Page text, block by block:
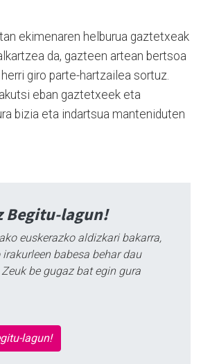
ekimenaren helburua gaztetxeak
da, gazteen artean bertsoa
giro parte-hartzailea sortuz.
eban gaztetxeek eta
bizia eta indartsua manteniduten
Begitu-lagun!
euskerazko aldizkari bakarra,
babesa behar dau
be gugaz bat egin gura
lagun!